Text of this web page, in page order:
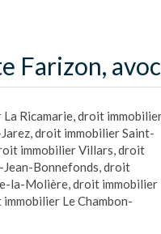
Farizon,
Ricamarie,droit
,droit immobilier Saint-
immobilier Villars,droit
Bonnefonds,droit
la-Molière,droit immobilier
Le Chambon-